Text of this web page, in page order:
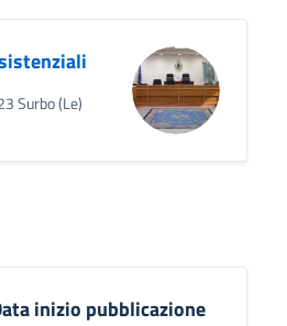
Surbo (Le)
inizio pubblicazione